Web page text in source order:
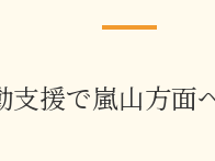
支援で嵐山方面